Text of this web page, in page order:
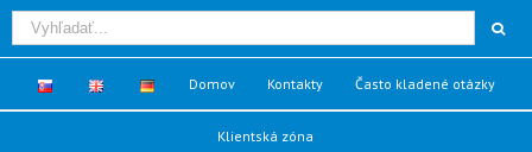
Domov Kontakty Často kladené otázky
Klientská zóna